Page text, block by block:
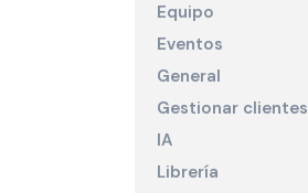
Equipo
Eventos
General
Gestionar clientes
IA
Librería